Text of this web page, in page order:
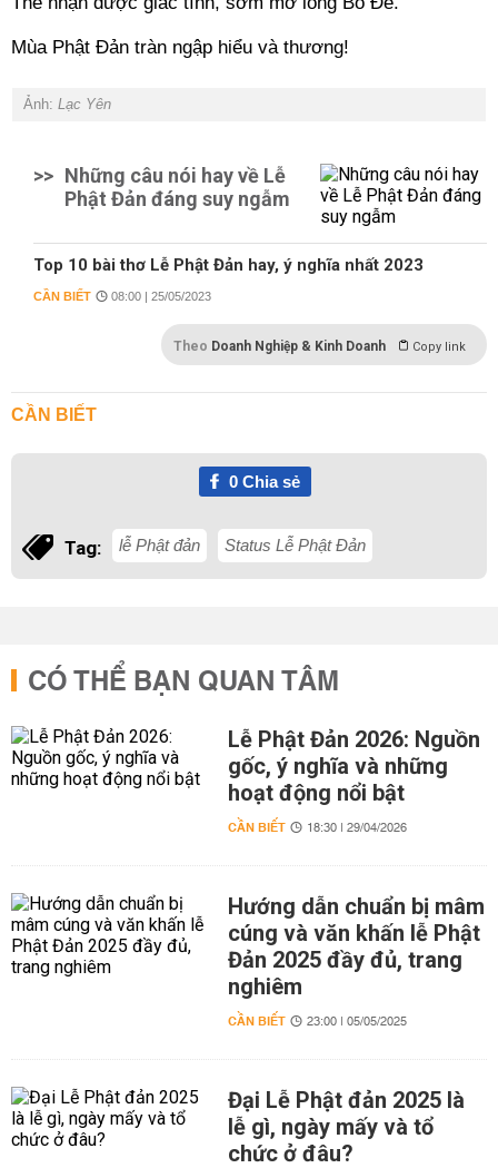
Mùa Phật Đản tràn ngập hiểu và thương!
Ảnh: Lạc Yên
>> Những câu nói hay về Lễ
Phật Đản đáng suy ngẫm
Top 10 bài thơ Lễ Phật Đản hay, ý nghĩa nhất 2023
CẦN BIẾT 08:00 | 25/05/2023
Theo Doanh Nghiệp & Kinh Doanh Copy link
CẦN BIẾT
0Chia sẻ
Tag: lễ Phật đản Status Lễ Phật Đản
CÓ THỂ BẠN QUAN TÂM
Lễ Phật Đản 2026: Nguồn
gốc, ý nghĩa và những
hoạt động nổi bật
CẦN BIẾT 18:30 | 29/04/2026
Hướng dẫn chuẩn bị mâm
cúng và văn khấn lễ Phật
Đản 2025 đầy đủ, trang
nghiêm
CẦN BIẾT 23:00 | 05/05/2025
Đại Lễ Phật đản 2025 là
lễ gì, ngày mấy và tổ
chức ở đâu?